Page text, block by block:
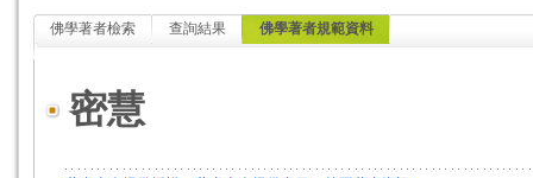
佛學著者檢索 查詢結果 佛學著者規範資料
密慧